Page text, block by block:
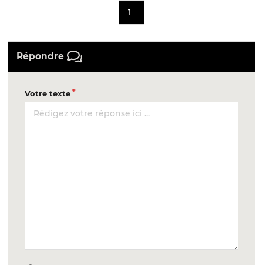
1
Répondre
Votre texte